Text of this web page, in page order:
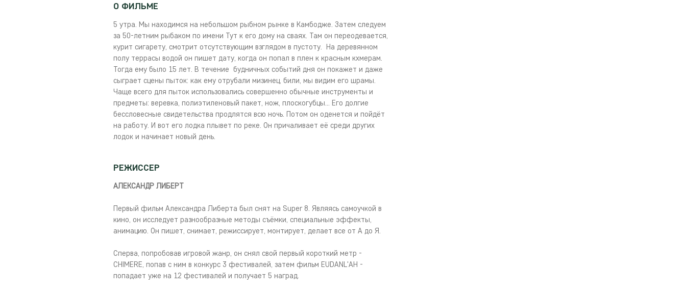
О ФИЛЬМЕ
5 утра. Мы находимся на небольшом рыбном рынке в Камбодже. Затем следуем
за 50-летним рыбаком по имени Тут к его дому на сваях. Там он переодевается,
курит сигарету, смотрит отсутствующим взглядом в пустоту. На деревянном
полу террасы водой он пишет дату, когда он попал в плен к красным кхмерам.
Тогда ему было 15 лет. В течение будничных событий дня он покажет и даже
сыграет сцены пыток: как ему отрубали мизинец, били, мы видим его шрамы.
Чаще всего для пыток использовались совершенно обычные инструменты и
предметы: веревка, полиэтиленовый пакет, нож, плоскогубцы... Его долгие
бессловесные свидетельства продлятся всю ночь. Потом он оденется и пойдёт
на работу. И вот его лодка плывет по реке. Он причаливает её среди других
лодок и начинает новый день.
РЕЖИССЕР
АЛЕКСАНДР ЛИБЕРТ
Первый фильм Александра Либерта был снят на Super 8. Являясь самоучкой в
кино, он исследует разнообразные методы съёмки, специальные эффекты,
анимацию. Он пишет, снимает, режиссирует, монтирует, делает все от А до Я.
Сперва, попробовав игровой жанр, он снял свой первый короткий метр -
CHIMERE, попав с ним в конкурс 3 фестивалей, затем фильм EUDANL'AH -
попадает уже на 12 фестивалей и получает 5 наград.